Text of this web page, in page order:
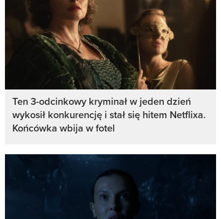
Ten 3-odcinkowy kryminał w jeden dzień
wykosił konkurencję i stał się hitem Netflixa.
Końcówka wbija w fotel